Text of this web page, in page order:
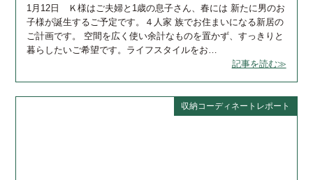
1月12日 Ｋ様はご夫婦と1歳の息子さん、春には 新たに男のお
子様が誕生するご予定です。４人家 族でお住まいになる新居の
ご計画です。 空間を広く使い余計なものを置かず、すっきりと
暮らしたいご希望です。ライフスタイルをお…
記事を読む≫
収納コーディネートレポート